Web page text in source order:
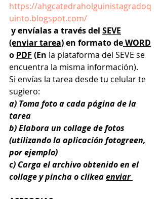
https://ahgcatedraholguinistagradoq
uinto.blogspot.com/
y envíalas a través del SEVE
(enviar tarea) en formato de WORD
o PDF (En la plataforma del SEVE se
encuentra la misma información).
Si envías la tarea desde tu celular te
sugiero:
a) Toma foto a cada página de la
tarea
b) Elabora un collage de fotos
(utilizando la aplicación fotogreen,
por ejemplo)
c) Carga el archivo obtenido en el
collage y pincha o clikea enviar